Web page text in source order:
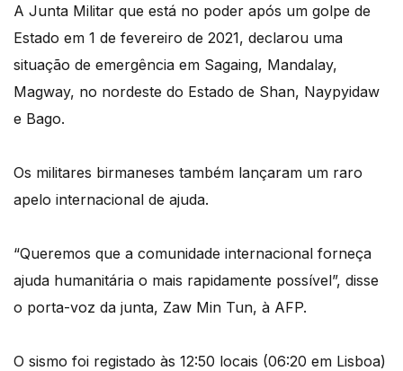
A Junta Militar que está no poder após um golpe de
Estado em 1 de fevereiro de 2021, declarou uma
situação de emergência em Sagaing, Mandalay,
Magway, no nordeste do Estado de Shan, Naypyidaw
e Bago.
Os militares birmaneses também lançaram um raro
apelo internacional de ajuda.
“Queremos que a comunidade internacional forneça
ajuda humanitária o mais rapidamente possível”, disse
o porta-voz da junta, Zaw Min Tun, à AFP.
O sismo foi registado às 12:50 locais (06:20 em Lisboa)